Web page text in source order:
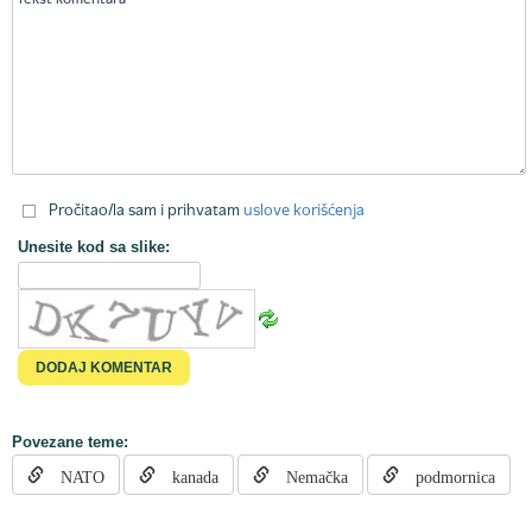
Pročitao/la sam i prihvatam uslove korišćenja
Unesite kod sa slike:
Povezane teme:
NATO kanada Nemačka podmornica